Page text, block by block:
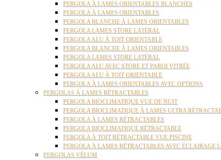
PERGOLA À LAMES ORIENTABLES BLANCHES
PERGOLA À LAMES ORIENTABLES
PERGOLA BLANCHE À LAMES ORIENTABLES
PERGOLA LAMES STORE LATÉRAL
PERGOLA ALU À TOIT ORIENTABLE
PERGOLA BLANCHE À LAMES ORIENTABLES
PERGOLA LAMES STORE LATÉRAL
PERGOLA ALU AVEC STORE ET PAROI VITRÉE
PERGOLA ALU À TOIT ORIENTABLE
PERGOLA À LAMES ORIENTABLES AVEC OPTIONS
PERGOLAS À LAMES RÉTRACTABLES
PERGOLA BIOCLIMATIQUE VUE DE NUIT
PERGOLA BIOCLIMATIQUE À LAMES ULTRA
PERGOLA À LAMES RÉTRACTABLES
PERGOLA BIOCLIMATIQUE RÉTRACTABLE
PERGOLA À TOIT RÉTRACTABLE VUE PISCINE
PERGOLA À LAMES RÉTRACTABLES AVEC ÉCLAIRAGE
PERGOLAS VÉLUM